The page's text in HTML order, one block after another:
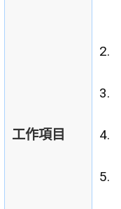
工作項目